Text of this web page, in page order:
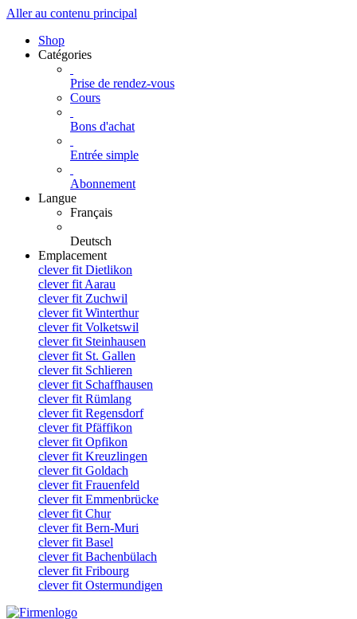
Aller au contenu principal
Shop
Catégories
Prise de rendez-vous
Cours
Bons d'achat
Entrée simple
Abonnement
Langue
Français
Deutsch
Emplacement
clever fit Dietlikon
clever fit Aarau
clever fit Zuchwil
clever fit Winterthur
clever fit Volketswil
clever fit Steinhausen
clever fit St. Gallen
clever fit Schlieren
clever fit Schaffhausen
clever fit Rümlang
clever fit Regensdorf
clever fit Pfäffikon
clever fit Opfikon
clever fit Kreuzlingen
clever fit Goldach
clever fit Frauenfeld
clever fit Emmenbrücke
clever fit Chur
clever fit Bern-Muri
clever fit Basel
clever fit Bachenbülach
clever fit Fribourg
clever fit Ostermundigen